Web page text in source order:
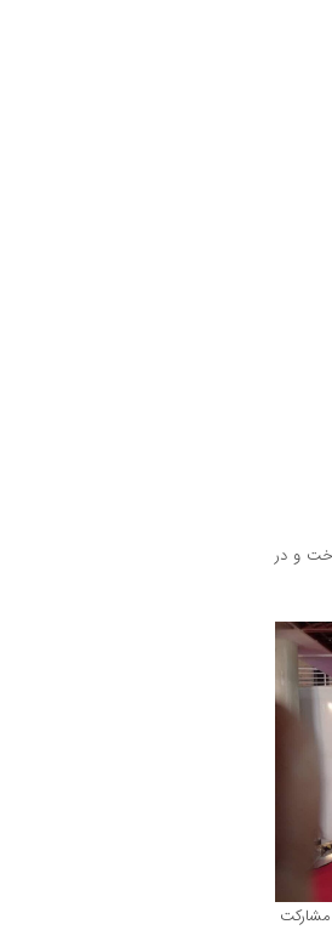
و در